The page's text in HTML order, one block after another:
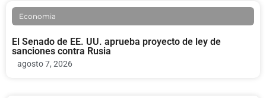
Economia
El Senado de EE. UU. aprueba proyecto de ley de
sanciones contra Rusia
agosto 7, 2026